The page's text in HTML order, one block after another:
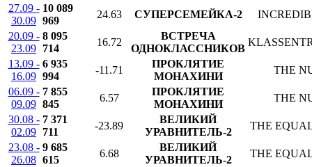
27.09 -
30.09
10 089
969
24.63 СУПЕРСЕМЕЙКА-2
20.09 -
23.09
8 095
714
16.72
ВСТРЕЧА
ОДНОКЛАССНИКОВ
13.09 -
16.09
6 935
994
-11.71
ПРОКЛЯТИЕ
МОНАХИНИ
THE
06.09 -
09.09
7 855
845
6.57
ПРОКЛЯТИЕ
МОНАХИНИ
THE
30.08 -
02.09
7 371
711
-23.89
ВЕЛИКИЙ
УРАВНИТЕЛЬ-2
THE
23.08 -
26.08
9 685
615
6.68
ВЕЛИКИЙ
УРАВНИТЕЛЬ-2
THE